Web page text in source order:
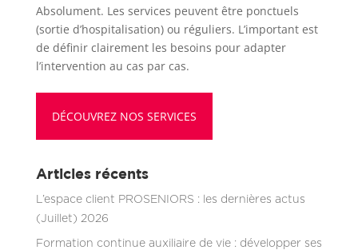
Absolument. Les services peuvent être ponctuels
(sortie d’hospitalisation) ou réguliers. L’important est
de définir clairement les besoins pour adapter
l’intervention au cas par cas.
DÉCOUVREZ NOS SERVICES
Articles récents
L’espace client PROSENIORS : les dernières actus
(Juillet) 2026
Formation continue auxiliaire de vie : développer ses